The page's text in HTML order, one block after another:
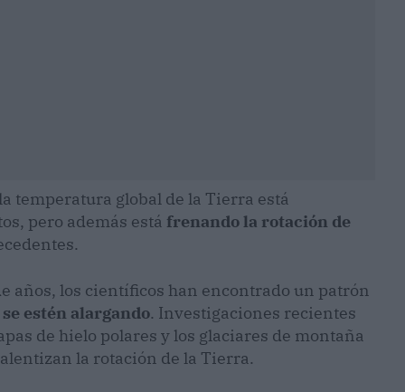
temperatura global de la Tierra está
pero además está frenando la rotación de
años, los científicos han encontrado un patrón
estén alargando. Investigaciones recientes
de hielo polares y los glaciares de montaña
la rotación de la Tierra.